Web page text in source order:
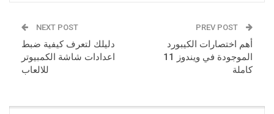
أهم اختصارات الكيبورد
الموجودة في ويندوز 11
كاملة
NEXT POST
دليلك لتعرف كيفية ضبط
اعدادات شاشة الكمبيوتر
للالعاب